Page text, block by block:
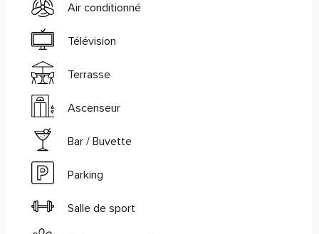
Air conditionné
Télévision
Terrasse
Ascenseur
Bar / Buvette
Parking
Salle de sport